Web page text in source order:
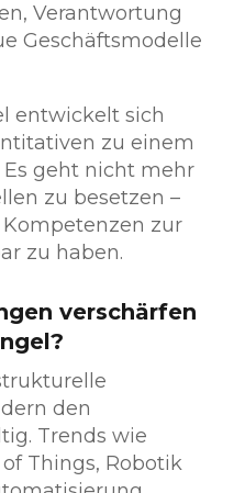
Verantwortung
Geschäftsmodelle
entwickelt sich
zu einem
geht nicht mehr
zu besetzen –
zur
zu haben.
verschärfen
den
Trends wie
Things, Robotik